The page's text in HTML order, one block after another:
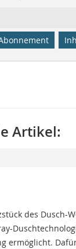
Artikel:
des Dusch-
ermöglicht.